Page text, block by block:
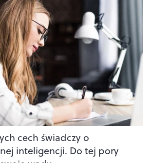
cech świadczy o
inteligencji. Do tej pory